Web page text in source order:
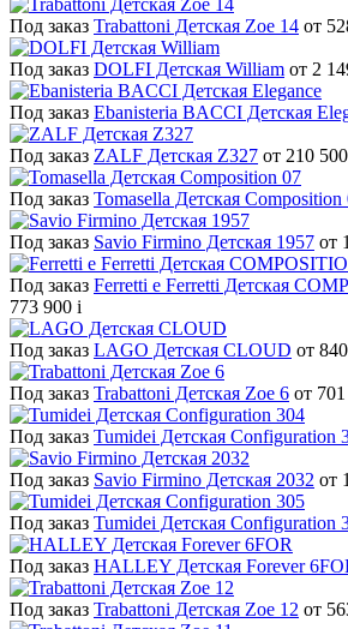
Под заказ Trabattoni Детская Zoe 14 от
Под заказ DOLFI Детская William от 2
Под заказ Ebanisteria BACCI Детская
Под заказ ZALF Детская Z327 от 210 500
Под заказ Tomasella Детская Composition
Под заказ Savio Firmino Детская 1957 от
Под заказ Ferretti e Ferretti Детская
773 900 i
Под заказ LAGO Детская CLOUD от
Под заказ Trabattoni Детская Zoe 6 от
Под заказ Tumidei Детская Configuration
Под заказ Savio Firmino Детская 2032 от
Под заказ Tumidei Детская Configuration
Под заказ HALLEY Детская Forever
Под заказ Trabattoni Детская Zoe 12 от